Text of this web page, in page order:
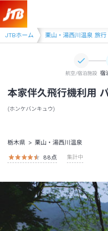
JTBホーム
行・ツアー 栗山・湯西川温泉 旅行
航空/宿泊施設 宿
本家伴久飛行機利用
ホンケバンキュウ
栃木県
栗山・湯西川温泉
88点 集計中